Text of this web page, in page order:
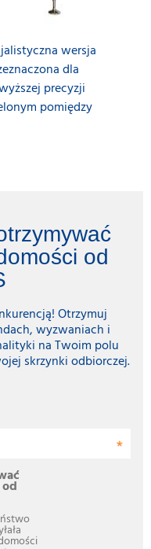
wersja
dla
precyzji
pomiędzy
od
Otrzymuj
wyzwaniach i
na Twoim polu
skrzynki odbiorczej.